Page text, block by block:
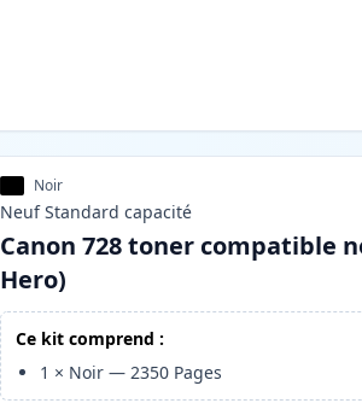
Noir
Neuf Standard capacité
Canon 728 toner compatible
Hero)
Ce kit comprend :
1 × Noir —2350 Pages